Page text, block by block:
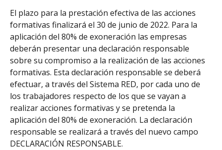
El plazo para la prestación efectiva de las acciones
formativas finalizará el 30 de junio de 2022. Para la
aplicación del 80% de exoneración las empresas
deberán presentar una declaración responsable
sobre su compromiso a la realización de las acciones
formativas. Esta declaración responsable se deberá
efectuar, a través del Sistema RED, por cada uno de
los trabajadores respecto de los que se vayan a
realizar acciones formativas y se pretenda la
aplicación del 80% de exoneración. La declaración
responsable se realizará a través del nuevo campo
DECLARACIÓN RESPONSABLE.